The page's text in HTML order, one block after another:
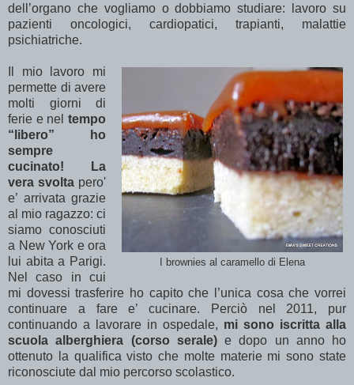
dell’organo che vogliamo o dobbiamo studiare: lavoro su
pazienti oncologici, cardiopatici, trapianti, malattie
psichiatriche.
I brownies al caramello di Elena
Il mio lavoro mi
permette di avere
molti giorni di
ferie e nel tempo
“libero” ho
sempre
cucinato!
La
vera svolta pero'
e’ arrivata grazie
al mio ragazzo: ci
siamo conosciuti
a New York e ora
lui abita a Parigi.
Nel caso in cui
mi dovessi trasferire ho capito che l’unica cosa che vorrei
continuare a fare e’ cucinare. Perciònel 2011, pur
continuando a lavorare in ospedale, mi sono iscritta alla
scuola alberghiera (corso serale) e dopo un anno ho
ottenuto la qualifica visto che molte materie mi sono state
riconosciute dal mio percorso scolastico.